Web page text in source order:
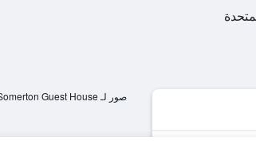
صور لـ Somerton Guest House